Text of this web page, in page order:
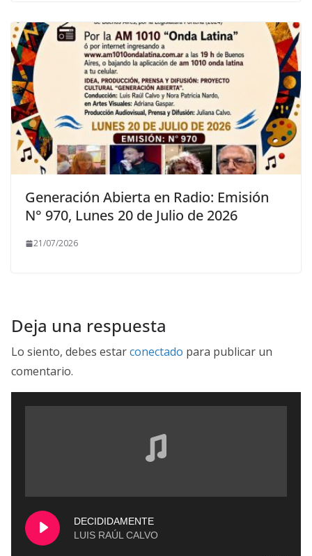
Generación Abierta en Radio: Emisión
N° 970, Lunes 20 de Julio de 2026
21/07/2026
Deja una respuesta
Lo siento, debes estarconectado para publicar un
comentario.
DECIDIDAMENTE
LUIS RAÚL CALVO